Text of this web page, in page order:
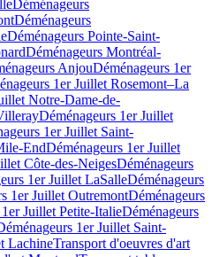
Déménageurs
Déménageurs
Déménageurs Pointe-Saint-
Déménageurs Montréal-
AnjouDéménageurs 1er
1er Juillet Rosemont–La
Notre-Dame-de-
Déménageurs 1er Juillet
1er Juillet Saint-
EndDéménageurs 1er Juillet
Côte-des-NeigesDéménageurs
1er Juillet LaSalleDéménageurs
1er Juillet OutremontDéménageurs
Juillet Petite-ItalieDéménageurs
1er Juillet Saint-
LachineTransport d'oeuvres d'art